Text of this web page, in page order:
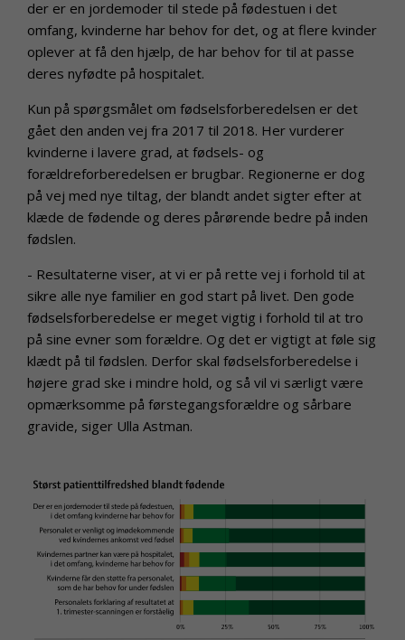
der er en jordemoder til stede på fødestuen i det
omfang, kvinderne har behov for det, og at flere kvinder
oplever at få den hjælp, de har behov for til at passe
deres nyfødte på hospitalet.
Kun på spørgsmålet om fødselsforberedelsen er det
gået den anden vej fra 2017 til 2018. Her vurderer
kvinderne i lavere grad, at fødsels- og
forældreforberedelsen er brugbar. Regionerne er dog
på vej med nye tiltag, der blandt andet sigter efter at
klæde de fødende og deres pårørende bedre på inden
fødslen.
- Resultaterne viser, at vi er på rette vej i forhold til at
sikre alle nye familier en god start på livet. Den gode
fødselsforberedelse er meget vigtig i forhold til at tro
på sine evner som forældre. Og det er vigtigt at føle sig
klædt på til fødslen. Derfor skal fødselsforberedelse i
højere grad ske i mindre hold, og så vil vi særligt være
opmærksomme på førstegangsforældre og sårbare
gravide, siger Ulla Astman.